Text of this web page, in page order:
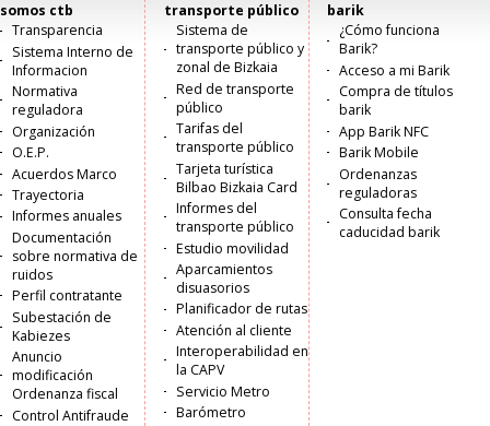
Menú
principal
somos ctb
Transparencia
Sistema Interno de
Informacion
Normativa
reguladora
Organización
O.E.P.
Acuerdos Marco
Trayectoria
Informes anuales
Documentación
sobre normativa de
ruidos
Perfil contratante
Subestación de
Kabiezes
Anuncio
modificación
Ordenanza fiscal
Control Antifraude
transporte público
Sistema de
transporte público y
zonal de Bizkaia
Red de transporte
público
Tarifas del
transporte público
Tarjeta turística
Bilbao Bizkaia Card
Informes del
transporte público
Estudio movilidad
Aparcamientos
disuasorios
Planificador de rutas
Atención al cliente
Interoperabilidad en
la CAPV
Servicio Metro
Barómetro
barik
¿Cómo funciona
Barik?
Acceso a mi Barik
Compra de títulos
barik
App Barik NFC
Barik Mobile
Ordenanzas
reguladoras
Consulta fecha
caducidad barik